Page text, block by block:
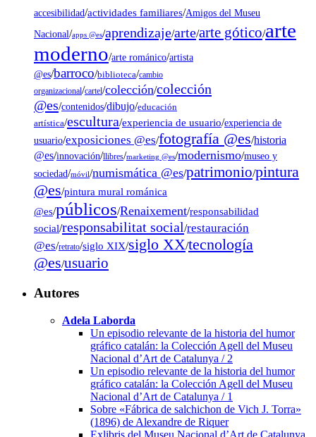
accesibilidad/actividades familiares/Amigos del Museu
Nacional/apps @es/aprendizaje/arte/arte gótico/arte
moderno/arte románico/artista
@es/barroco/biblioteca/cambio
organizacional/cartel/colección/colección
@es/contenidos/dibujo/educación
artística/escultura/experiencia de usuario/experiencia de
usuario/exposiciones @es/fotografía @es/historia
@es/innovación/llibres/marketing @es/modernismo/museo y
sociedad/móvil/numismática @es/patrimonio/pintura
@es/pintura mural románica
@es/públicos/Renaixement/responsabilidad
social/responsabilitat social/restauración
@es/retrato/siglo XIX/siglo XX/tecnología
@es/usuario
Autores
Adela Laborda
Un episodio relevante de la historia del humor
gráfico catalán: la Colección Agell del Museu
Nacional d’Art de Catalunya / 2
Un episodio relevante de la historia del humor
gráfico catalán: la Colección Agell del Museu
Nacional d’Art de Catalunya / 1
Sobre «Fábrica de salchichon de Vich J. Torra»
(1896) de Alexandre de Riquer
Exlibris del Museu Nacional d’Art de Catalunya